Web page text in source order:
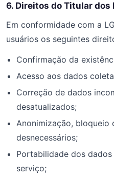
6. Direitos do Titular dos
Em conformidade com a
usuários os seguintes
Confirmação da
Acesso aos dados
Correção de dados
desatualizados;
Anonimização, bloqueio
desnecessários;
Portabilidade dos
serviço;